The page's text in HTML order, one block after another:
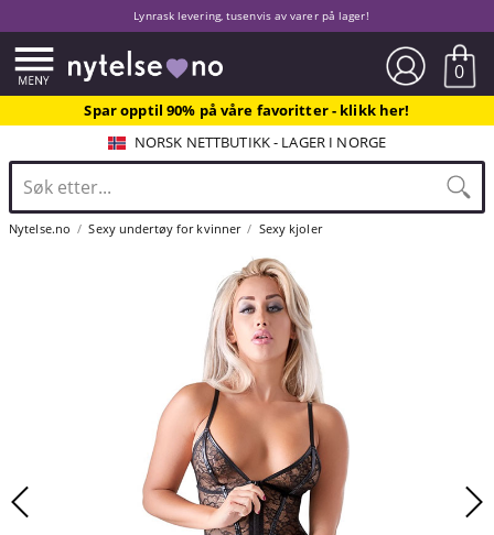
Lynrask levering, tusenvis av varer på lager!
0
Spar opptil 90% på våre favoritter - klikk her!
NORSK NETTBUTIKK - LAGER I NORGE
Nytelse.no Sexy undertøy for kvinner Sexy kjoler